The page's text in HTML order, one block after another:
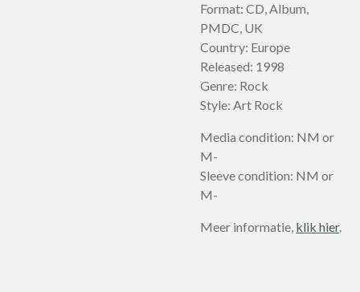
Format: CD, Album,
PMDC, UK
Country: Europe
Released: 1998
Genre: Rock
Style: Art Rock
Media condition: NM or
M-
Sleeve condition: NM or
M-
Meer informatie, klik hier.